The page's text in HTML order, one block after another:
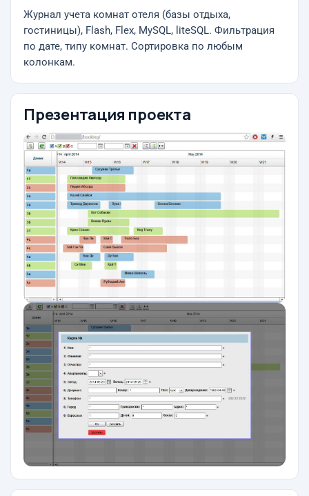
Журнал учета комнат отеля (базы отдыха,
гостиницы), Flash, Flex, MySQL, liteSQL. Фильтрация
по дате, типу комнат. Сортировка по любым
колонкам.
Презентация проекта